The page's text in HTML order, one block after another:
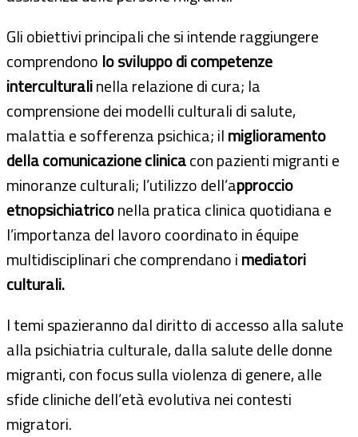
Gli obiettivi principali che si intende raggiungere
comprendono lo sviluppo di competenze
interculturalinella relazione di cura; la
comprensione dei modelli culturali di salute,
malattia e sofferenza psichica; ilmiglioramento
della comunicazione clinicacon pazienti migranti e
minoranze culturali; l’utilizzo dell’approccio
etnopsichiatriconella pratica clinica quotidiana e
l’importanza del lavoro coordinato in équipe
multidisciplinari che comprendano imediatori
culturali.
I temi spazieranno dal diritto di accesso alla salute
alla psichiatria culturale, dalla salute delle donne
migranti, con focus sulla violenza di genere, alle
sfide cliniche dell’età evolutiva nei contesti
migratori.